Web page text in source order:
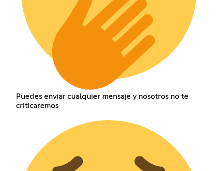
Puedes enviar cualquier mensaje y nosotros no te
criticaremos